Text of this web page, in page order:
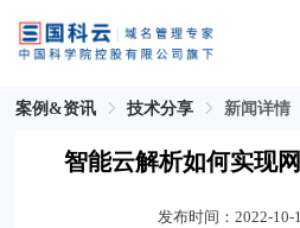
案例&资讯 技术分享 新闻详情
智能云解析如何实现
发布时间：2022-10-